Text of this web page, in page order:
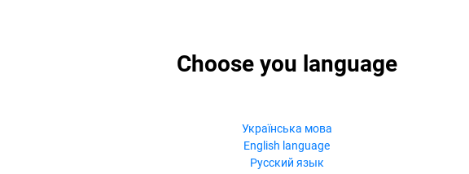
Choose you language
Українська мова
English language
Русский язык